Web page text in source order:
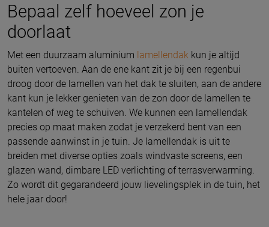
Bepaal zelf hoeveel zon je
doorlaat
Met een duurzaam aluminium lamellendak kun je altijd
buiten vertoeven. Aan de ene kant zit je bij een regenbui
droog door de lamellen van het dak te sluiten, aan de andere
kant kun je lekker genieten van de zon door de lamellen te
kantelen of weg te schuiven. We kunnen een lamellendak
precies op maat maken zodat je verzekerd bent van een
passende aanwinst in je tuin. Je lamellendak is uit te
breiden met diverse opties zoals windvaste screens, een
glazen wand, dimbare LED verlichting of terrasverwarming.
Zo wordt dit gegarandeerd jouw lievelingsplek in de tuin, het
hele jaar door!